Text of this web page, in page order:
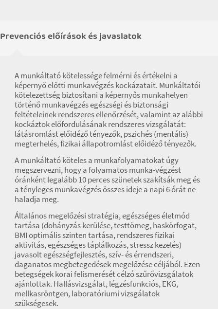
Prevenciós előírások és javaslatok
A munkáltató kötelessége felmérni és értékelni a
képernyő előtti munkavégzés kockázatait. Munkáltatói
kötelezettség biztosítani a képernyős munkahelyen
történő munkavégzés egészségi és biztonsági
feltételeinek rendszeres ellenőrzését, valamint az alábbi
kockáztok előfordulásának rendszeres vizsgálatát:
látásromlást előidéző tényezők, pszichés (mentális)
megterhelés, fizikai állapotromlást előidéző tényezők.
A munkáltató köteles a munkafolyamatokat úgy
megszervezni, hogy a folyamatos munka-végzést
óránként legalább 10 perces szünetek szakítsák meg és
a tényleges munkavégzés összes ideje a napi 6 órát ne
haladja meg.
Általános megelőzési stratégia, egészséges életmód
tartása (dohányzás kerülése, testtömeg, haskörfogat,
BMI optimális szinten tartása, rendszeres fizikai
aktivitás, egészséges táplálkozás, stressz kezelés)
javasolt egészségfejlesztés, szív- és érrendszeri,
daganatos megbetegedések megelőzése céljából. Ezen
betegségek korai felismerését célzó szűrővizsgálatok
ajánlottak. Hallásvizsgálat, légzésfunkciós, EKG,
mellkasröntgen, laboratóriumi vizsgálatok
szükségesek.